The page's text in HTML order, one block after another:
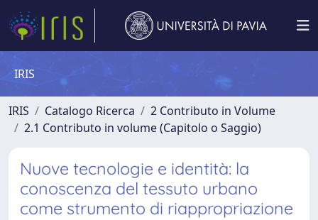
IRIS
IRIS Catalogo Ricerca
2 Contributo in Volume
2.1 Contributo in volume (Capitolo o Saggio)
Nuove tecnologie e identità: la
conoscenza del tessuto urbano
come strumento di riappropriazione